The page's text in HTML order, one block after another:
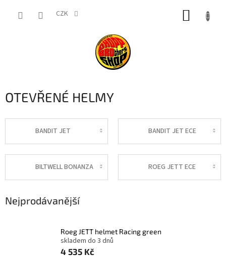
CZK
OTEVŘENÉ HELMY
BANDIT JET BANDIT JET ECE
BILTWELL BONANZA ROEG JETT ECE
Nejprodávanější
Roeg JETT helmet Racing green
skladem do 3 dnů
4 535 Kč